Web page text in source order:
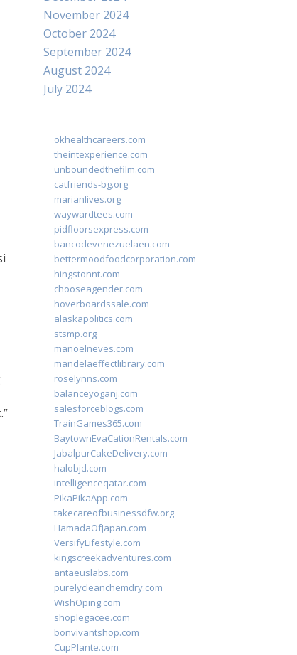
November 2024
October 2024
September 2024
August 2024
July 2024
okhealthcareers.com
theintexperience.com
unboundedthefilm.com
catfriends-bg.org
marianlives.org
waywardtees.com
pidfloorsexpress.com
bancodevenezuelaen.com
bettermoodfoodcorporation.com
hingstonnt.com
chooseagender.com
hoverboardssale.com
alaskapolitics.com
stsmp.org
manoelneves.com
mandelaeffectlibrary.com
roselynns.com
balanceyoganj.com
salesforceblogs.com
TrainGames365.com
BaytownEvaCationRentals.com
JabalpurCakeDelivery.com
halobjd.com
intelligenceqatar.com
PikaPikaApp.com
takecareofbusinessdfw.org
HamadaOfJapan.com
VersifyLifestyle.com
kingscreekadventures.com
antaeuslabs.com
purelycleanchemdry.com
WishOping.com
shoplegacee.com
bonvivantshop.com
CupPlante.com